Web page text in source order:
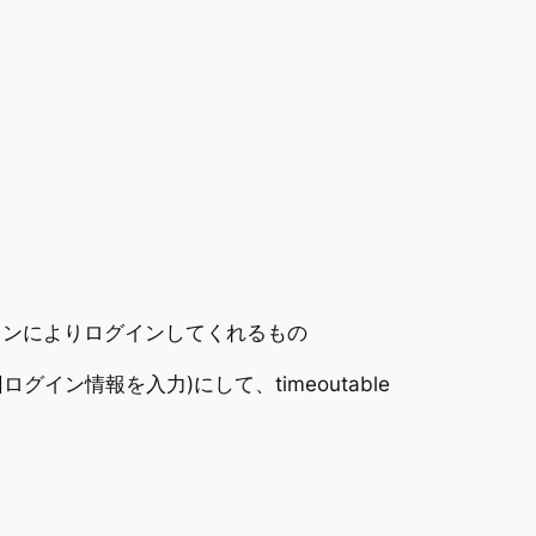
によりログインしてくれるもの
グイン情報を入力)にして、timeoutable